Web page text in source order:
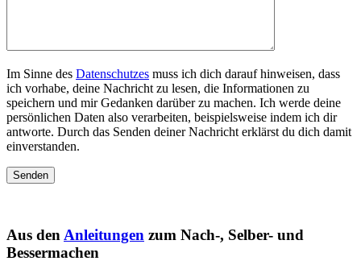
Im Sinne des Datenschutzes muss ich dich darauf hinweisen, dass
ich vorhabe, deine Nachricht zu lesen, die Informationen zu
speichern und mir Gedanken darüber zu machen. Ich werde deine
persönlichen Daten also verarbeiten, beispielsweise indem ich dir
antworte. Durch das Senden deiner Nachricht erklärst du dich damit
einverstanden.
Aus den Anleitungen zum Nach-, Selber- und
Bessermachen